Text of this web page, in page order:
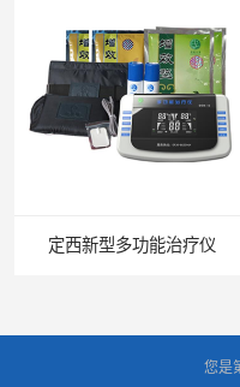
中药提速脉冲治疗仪多少钱一
您是